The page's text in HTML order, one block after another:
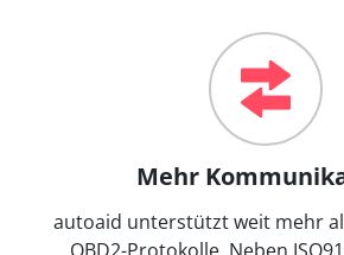
Mehr
autoaid unterstützt weit mehr